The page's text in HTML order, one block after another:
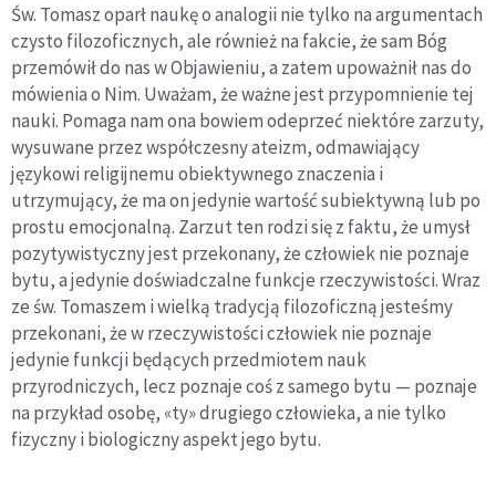
Św. Tomasz oparł naukę o analogii nie tylko na argumentach
czysto filozoficznych, ale również na fakcie, że sam Bóg
przemówił do nas w Objawieniu, a zatem upoważnił nas do
mówienia o Nim. Uważam, że ważne jest przypomnienie tej
nauki. Pomaga nam ona bowiem odeprzeć niektóre zarzuty,
wysuwane przez współczesny ateizm, odmawiający
językowi religijnemu obiektywnego znaczenia i
utrzymujący, że ma on jedynie wartość subiektywną lub po
prostu emocjonalną. Zarzut ten rodzi się z faktu, że umysł
pozytywistyczny jest przekonany, że człowiek nie poznaje
bytu, a jedynie doświadczalne funkcje rzeczywistości. Wraz
ze św. Tomaszem i wielką tradycją filozoficzną jesteśmy
przekonani, że w rzeczywistości człowiek nie poznaje
jedynie funkcji będących przedmiotem nauk
przyrodniczych, lecz poznaje coś z samego bytu — poznaje
na przykład osobę, «ty» drugiego człowieka, a nie tylko
fizyczny i biologiczny aspekt jego bytu.